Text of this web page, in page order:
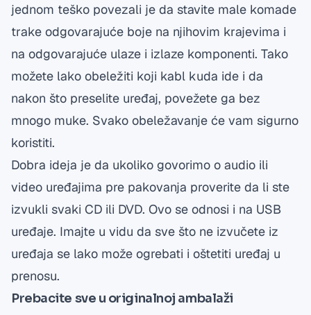
jednom teško povezali je da stavite male komade
trake odgovarajuće boje na njihovim krajevima i
na odgovarajuće ulaze i izlaze komponenti. Tako
možete lako obeležiti koji kabl kuda ide i da
nakon što preselite uređaj, povežete ga bez
mnogo muke. Svako obeležavanje će vam sigurno
koristiti.
Dobra ideja je da ukoliko govorimo o audio ili
video uređajima pre pakovanja proverite da li ste
izvukli svaki CD ili DVD. Ovo se odnosi i na USB
uređaje. Imajte u vidu da sve što ne izvučete iz
uređaja se lako može ogrebati i oštetiti uređaj u
prenosu.
Prebacite sve u originalnoj ambalaži